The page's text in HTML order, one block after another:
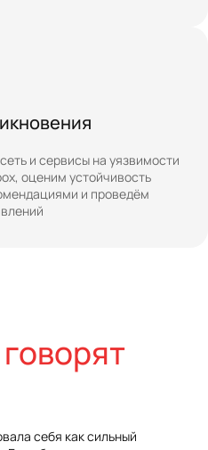
и сервисы на уязвимости
оценим устойчивость
и проведём
говорят
себя как сильный